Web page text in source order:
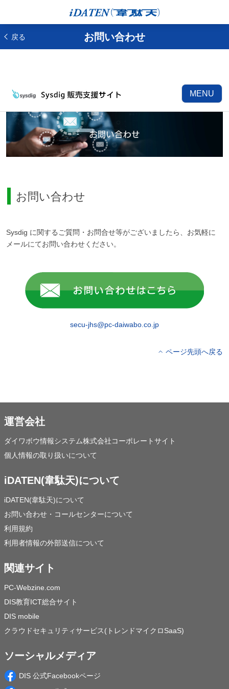
戻る お問い合わせ
MENU
お問い合わせ
Sysdig に関するご質問・お問合せ等がございましたら、お気軽に
メールにてお問い合わせください。
secu-jhs@pc-daiwabo.co.jp
ページ先頭へ戻る
運営会社
ダイワボウ情報システム株式会社コーポレートサイト
個人情報の取り扱いについて
iDATEN(韋駄天)について
iDATEN(韋駄天)について
お問い合わせ・コールセンターについて
利用規約
利用者情報の外部送信について
関連サイト
PC-Webzine.com
DIS教育ICT総合サイト
DIS mobile
クラウドセキュリティサービス(トレンドマイクロSaaS)
ソーシャルメディア
DIS 公式Facebookページ